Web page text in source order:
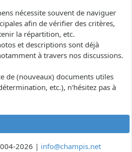
nécessite souvent de naviguer
afin de vérifier des critères,
la répartition, etc.
et descriptions sont déjà
à travers nos discussions.
de (nouveaux) documents utiles
etc.), n'hésitez pas à
2026 | info@champis.net